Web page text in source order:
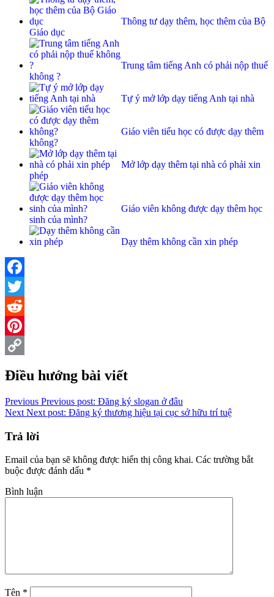
Thông tư dạy thêm, học thêm của Bộ
Giáo dục
Trung tâm tiếng Anh có phải nộp thuế
không ?
Tự ý mở lớp dạy tiếng Anh tại nhà
Giáo viên tiểu học có được dạy thêm
không?
Mở lớp dạy thêm tại nhà có phải xin
phép
Giáo viên không được dạy thêm học
sinh của mình?
Dạy thêm không cần xin phép
Facebook
Twitter
Reddit
Pinterest
Điều hướng bài viết
Previous Previous post: Đăng ký slogan ở đâu
Next Next post: Đăng ký thương hiệu tại cục sở hữu trí tuệ
Trả lời
Email của bạn sẽ không được hiển thị công khai. Các trường bắt
buộc được đánh dấu *
Bình luận
Tên *